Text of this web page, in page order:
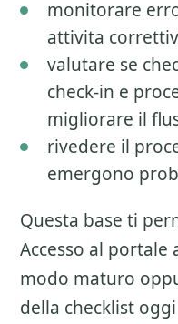
monitorare
attivita
valutare se
check-in e
migliorare il
rivedere il
emergono
Questa base ti
Accesso al portale
modo maturo
della checklist